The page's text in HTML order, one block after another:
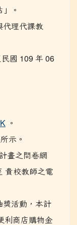
。
理代課教
國 109 年 06
。
示。
畫之問卷網
貴校教師之電
獎活動，本計
利商店購物金